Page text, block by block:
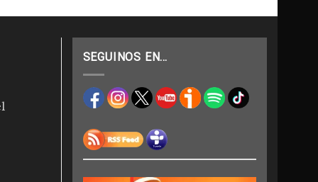
SEGUINOS EN…